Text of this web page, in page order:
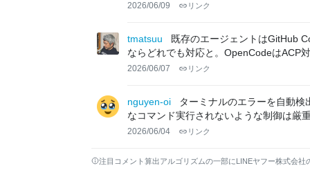
2026/06/09 リンク
tmatsuu
既存のエージェントはGitHub
ならどれでも対応と。OpenCodeはACP
2026/06/07 リンク
nguyen-oi
ターミナルのエラーを自動
なコマンド実行されないような制御は厳
2026/06/04 リンク
注目コメント算出アルゴリズムの一部にLINEヤフー株式会